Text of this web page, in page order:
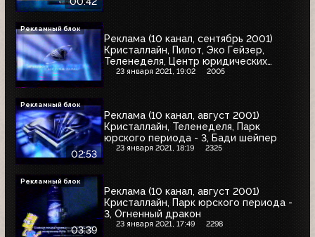
Реклама (10 канал, сентябрь 2001)
Кристаллайн, Пилот, Эко Гейзер,
Теленеделя, Центр юридических
экспертиз, Форт
23 января 2021, 19:02 2005
Рекламный блок
02:53
Реклама (10 канал, август 2001)
Кристаллайн, Теленеделя, Парк
юрского периода - 3, Бади шейпер
23 января 2021, 18:19 2325
Рекламный блок
03:39
Реклама (10 канал, август 2001)
Кристаллайн, Парк юрского периода -
3, Огненный дракон
23 января 2021, 17:49 2298
Рекламный блок